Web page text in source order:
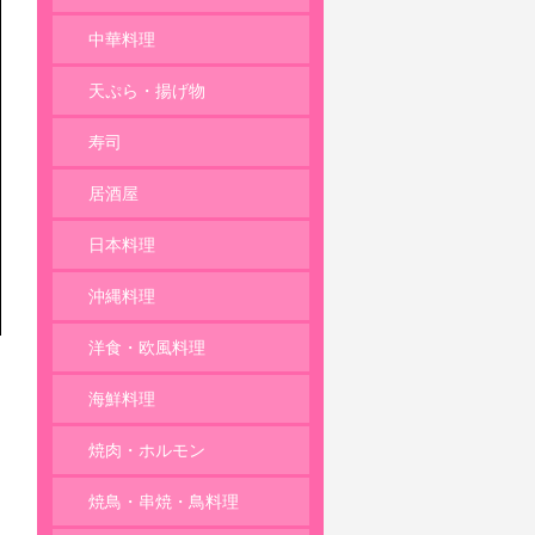
麺類
中華料理
天ぷら・揚げ物
寿司
居酒屋
日本料理
沖縄料理
洋食・欧風料理
海鮮料理
焼肉・ホルモン
焼鳥・串焼・鳥料理